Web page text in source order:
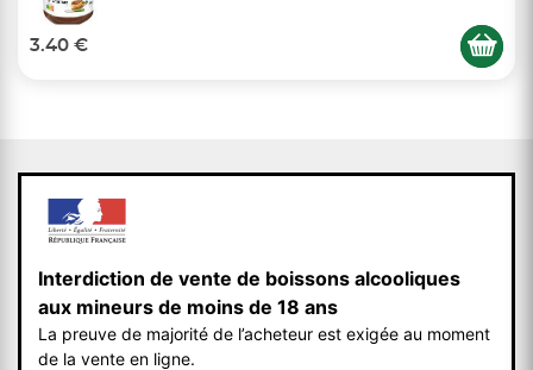
3.40 €
Interdiction de vente de boissons alcooliques
aux mineurs de moins de 18 ans
La preuve de majorité de l’acheteur est exigée au moment
de la vente en ligne.